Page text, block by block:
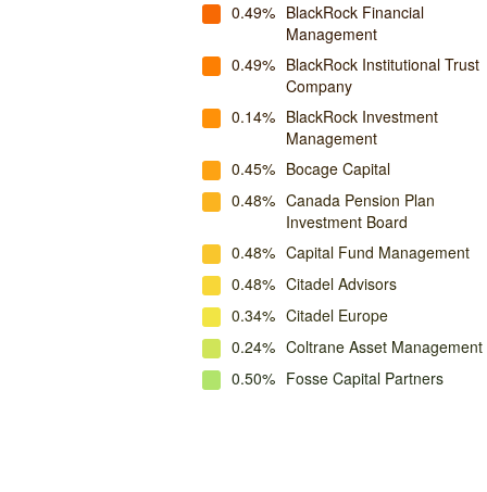
0.49% BlackRock Financial
Management
0.49% BlackRock Institutional Trust
Company
0.14% BlackRock Investment
Management
0.45% Bocage Capital
0.48% Canada Pension Plan
Investment Board
0.48% Capital Fund Management
0.48% Citadel Advisors
0.34% Citadel Europe
0.24% Coltrane Asset Management
0.50% Fosse Capital Partners